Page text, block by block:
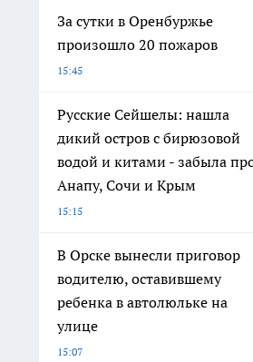
За сутки в Оренбуржье
произошло 20 пожаров
15:45
Русские Сейшелы: нашла
дикий остров с бирюзовой
водой и китами - забыла
Анапу, Сочи и Крым
15:15
В Орске вынесли приговор
водителю, оставившему
ребенка в автолюльке на
улице
15:07